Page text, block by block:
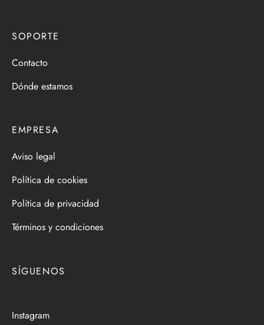
SOPORTE
Contacto
Dónde estamos
EMPRESA
Aviso legal
Política de cookies
Política de privacidad
Términos y condiciones
SÍGUENOS
Instagram